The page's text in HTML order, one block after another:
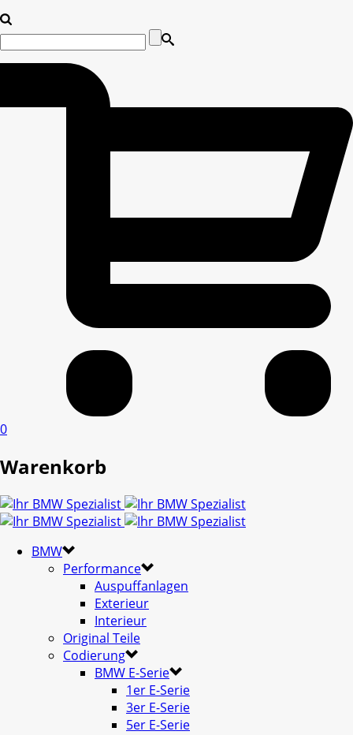
0
Warenkorb
BMW
Performance
Auspuffanlagen
Exterieur
Interieur
Original Teile
Codierung
BMW E-Serie
1er E-Serie
3er E-Serie
5er E-Serie